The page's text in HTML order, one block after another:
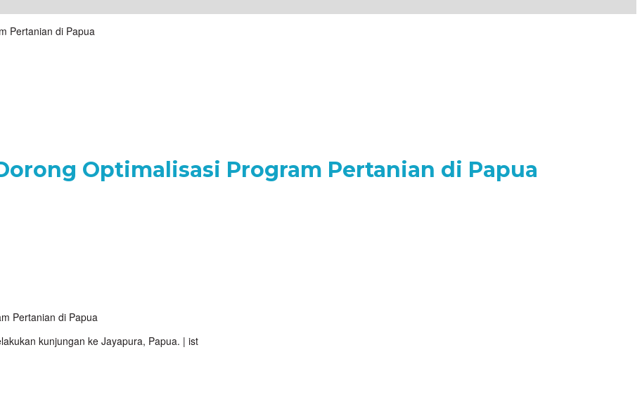
Pertanian di Papua
Optimalisasi Program Pertanian di Papua
kunjungan ke Jayapura, Papua. | ist